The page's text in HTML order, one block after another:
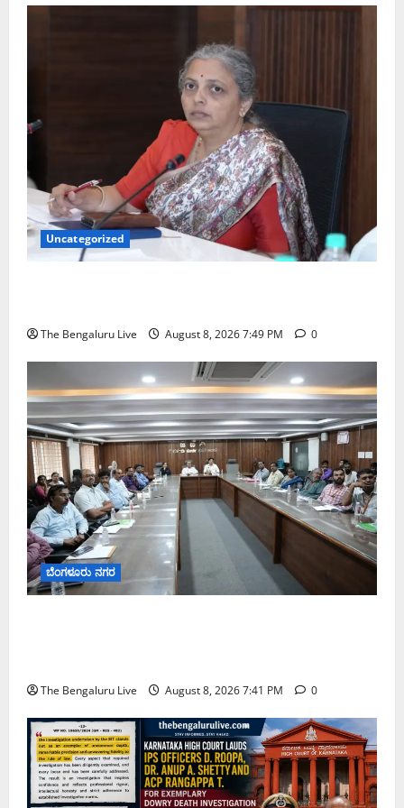
Uncategorized
The Bengaluru Live August 8, 2026 7:49 PM 0
ಬೆಂಗಳೂರು ನಗರ
The Bengaluru Live August 8, 2026 7:41 PM 0